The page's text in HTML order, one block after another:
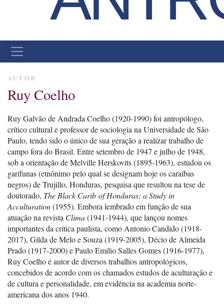
MENU
PRINCIPAL
AUTOR
Ruy Coelho
Ruy Galvão de Andrada Coelho (1920-1990) foi antropólogo,
crítico cultural e professor de sociologia na Universidade de São
Paulo, tendo sido o único de sua geração a realizar trabalho de
campo fora do Brasil. Entre setembro de 1947 e julho de 1948,
sob a orientação de Melville Herskovits (1895-1963), estudou os
garífunas (etnônimo pelo qual se designam hoje os caraíbas
negros) de Trujillo, Honduras, pesquisa que resultou na tese de
doutorado, The Black Carib of Honduras: a Study in
Acculturation(1955). Embora lembrado em função de sua
atuação na revista Clima(1941-1944), que lançou nomes
importantes da crítica paulista, como Antonio Candido (1918-
2017), Gilda de Melo e Souza (1919-2005), Décio de Almeida
Prado (1917-2000) e Paulo Emílio Salles Gomes (1916-1977),
Ruy Coelho é autor de diversos trabalhos antropológicos,
concebidos de acordo com os chamados estudos de aculturação e
de cultura e personalidade, em evidência na academia norte-
americana dos anos 1940.